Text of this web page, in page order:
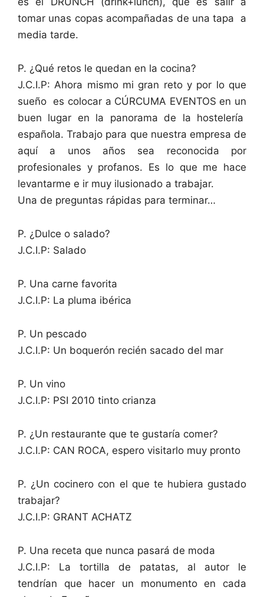
tomar unas copas acompañadas de una tapa a
media tarde.
P. ¿Qué retos le quedan en la cocina?
J.C.I.P: Ahora mismo mi gran reto y por lo que
sueño es colocar a CÚRCUMA EVENTOS en un
buen lugar en la panorama de la hostelería
española. Trabajo para que nuestra empresa de
aquí a unos años sea reconocida por
profesionales y profanos. Es lo que me hace
levantarme e ir muy ilusionado a trabajar.
Una de preguntas rápidas para terminar…
P. ¿Dulce o salado?
J.C.I.P: Salado
P. Una carne favorita
J.C.I.P: La pluma ibérica
P. Un pescado
J.C.I.P: Un boquerón recién sacado del mar
P. Un vino
J.C.I.P: PSI 2010 tinto crianza
P. ¿Un restaurante que te gustaría comer?
J.C.I.P: CAN ROCA, espero visitarlo muy pronto
P. ¿Un cocinero con el que te hubiera gustado
trabajar?
J.C.I.P: GRANT ACHATZ
P. Una receta que nunca pasará de moda
J.C.I.P: La tortilla de patatas, al autor le
tendrían que hacer un monumento en cada